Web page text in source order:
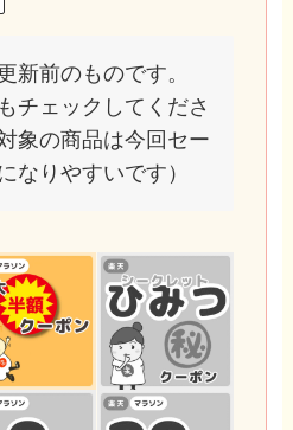
新前のものです。
チェックしてくださ
象の商品は今回セー
なりやすいです）